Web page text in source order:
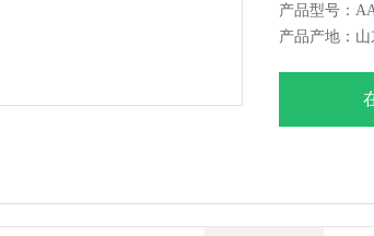
双光束
检测器类：
固态检测器
扣背景技术
灵敏度：
±0.10nm
产品型号：
产品产地：山